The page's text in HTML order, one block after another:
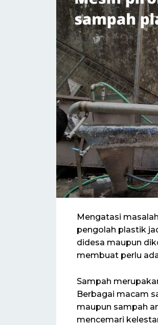
Mengatasi
pengolah plastik
didesa maupun
membuat perlu
Sampah
Berbagai macam
maupun sampah
mencemari